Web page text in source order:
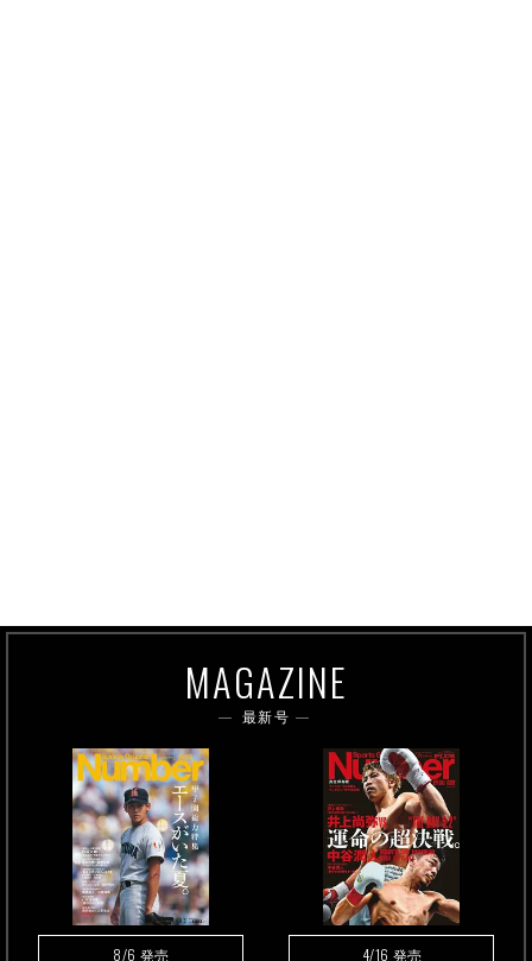
MAGAZINE
最新号
8/6 発売 4/16 発売